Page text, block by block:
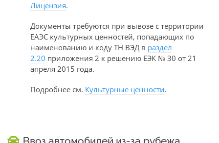
Лицензия.
Документы требуются при вывозе с территории
ЕАЭС культурных ценностей, попадающих по
наименованию и коду ТН ВЭД в раздел
2.20 приложения 2 к решению ЕЭК № 30 от 21
апреля 2015 года.
Подробнее см. Культурные ценности.